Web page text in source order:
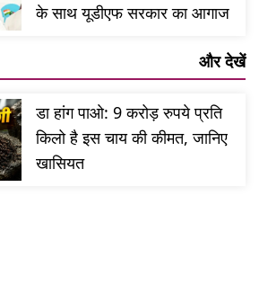
के साथ यूडीएफ सरकार का आगाज
और देखें
डा हांग पाओ: 9 करोड़ रुपये प्रति
किलो है इस चाय की कीमत, जानिए
खासियत